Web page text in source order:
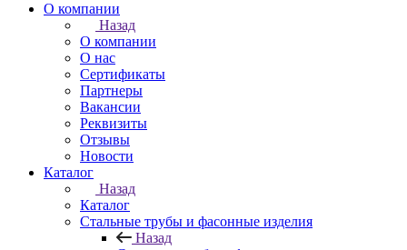
О компании
Назад
О компании
О нас
Сертификаты
Партнеры
Вакансии
Реквизиты
Отзывы
Новости
Каталог
Назад
Каталог
Стальные трубы и фасонные изделия
Назад